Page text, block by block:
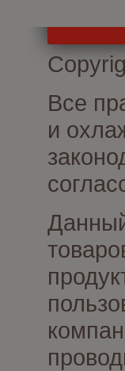
Все
и